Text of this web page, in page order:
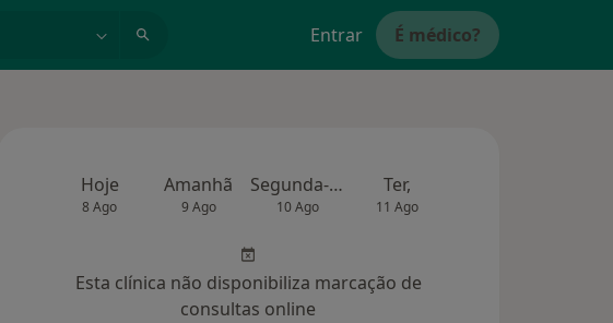
Entrar É médico?
Hoje
8 Ago
Amanhã
9 Ago
Segunda-feira
10 Ago
Ter,
11 Ago
Esta clínica não disponibiliza marcação de
consultas online